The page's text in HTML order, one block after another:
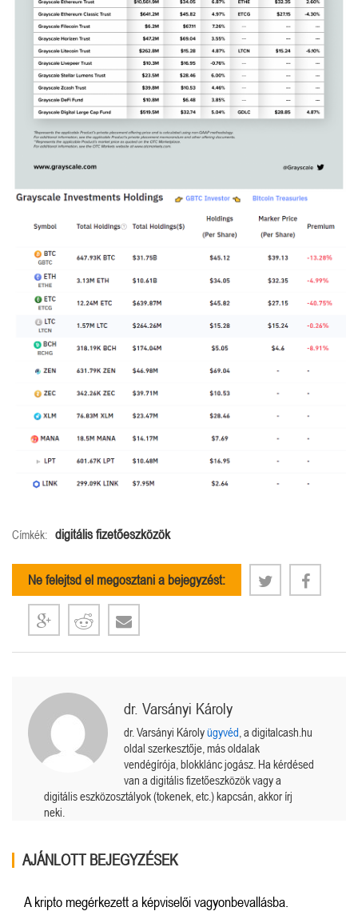
Címkék: digitális fizetőeszközök
Ne felejtsd el megosztani a bejegyzést:
dr. Varsányi Károly
dr. Varsányi Károlyügyvéd , a digitalcash.hu
oldal szerkesztője, más oldalak
vendégírója, blokklánc jogász. Ha kérdésed
van a digitális fizetőeszközök vagy a
digitális eszközosztályok (tokenek, etc.) kapcsán, akkor írj
neki.
AJÁNLOTT BEJEGYZÉSEK
A kripto megérkezett a képviselői vagyonbevallásba.